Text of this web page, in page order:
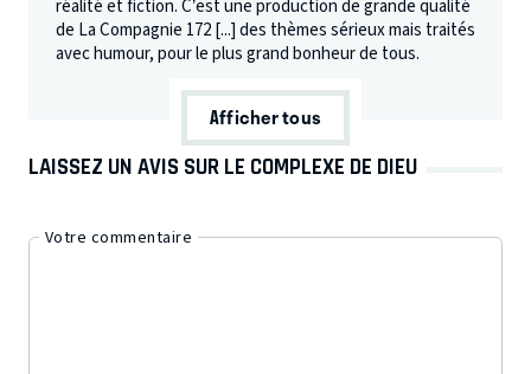
réalité et fiction. C’est une production de grande qualité
de La Compagnie 172 [...] des thèmes sérieux mais traités
avec humour, pour le plus grand bonheur de tous.
Afficher tous
LAISSEZ UN AVIS SUR LE COMPLEXE DE DIEU
Votre commentaire